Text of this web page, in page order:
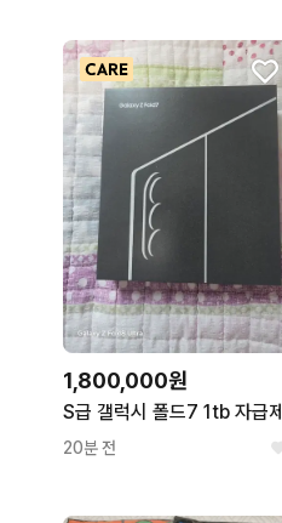
1,800,000원
S급 갤럭시 폴드7 1tb 자급제
20분 전